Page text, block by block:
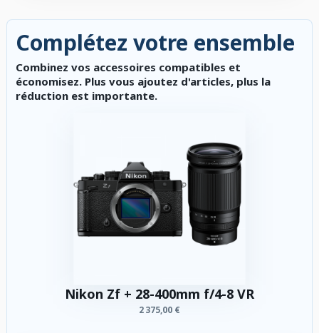
Complétez votre ensemble
Combinez vos accessoires compatibles et
économisez. Plus vous ajoutez d'articles, plus la
réduction est importante.
Nikon Zf + 28-400mm f/4-8 VR
2 375,00 €